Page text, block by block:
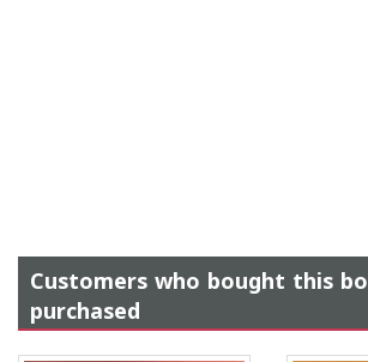
Customers who bought this
purchased